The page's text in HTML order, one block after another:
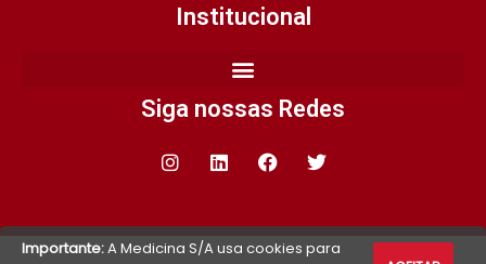
Institucional
Siga nossas Redes
Importante:A Medicina S/A usa cookies para